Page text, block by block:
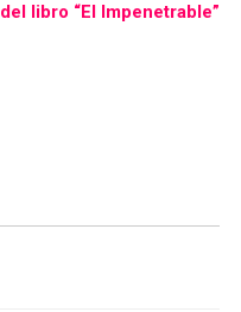
del libro “El Impenetrable”